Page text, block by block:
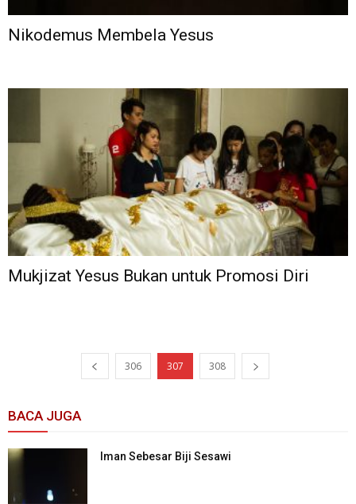
Nikodemus Membela Yesus
Mukjizat Yesus Bukan untuk Promosi Diri
306 307 308
BACA JUGA
Iman Sebesar Biji Sesawi